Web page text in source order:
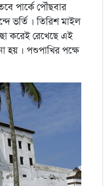
পার্কে পৌঁছবার
ভর্তি । তিরিশ মাইল
করেই রেখেছে এই
হয় । পশুপাখির পক্ষে